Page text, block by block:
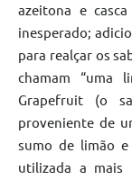
azeitona e
inesperado;
para realçar os
chamam “uma
Grapefruit (o
proveniente de
sumo de limão
utilizada a mais